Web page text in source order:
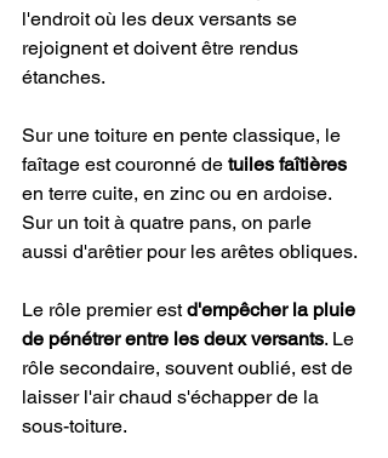
l'endroit où les deux versants se
rejoignent et doivent être rendus
étanches.
Sur une toiture en pente classique, le
faîtage est couronné de tuiles faîtières
en terre cuite, en zinc ou en ardoise.
Sur un toit à quatre pans, on parle
aussi d'arêtier pour les arêtes obliques.
Le rôle premier est d'empêcher la pluie
de pénétrer entre les deux versants. Le
rôle secondaire, souvent oublié, est de
laisser l'air chaud s'échapper de la
sous-toiture.